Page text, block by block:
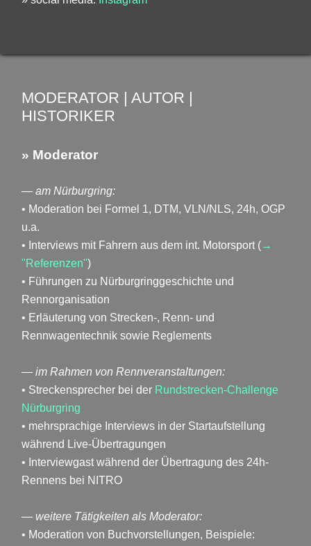
MODERATOR | AUTOR |
HISTORIKER
» Moderator
— am Nürburgring:
• Moderation bei Formel 1, DTM, VLN/NLS, 24h, OGP
u.a.
• Interviews mit Fahrern aus dem int. Motorsport (→
"Referenzen")
• Führungen zu Nürburgringgeschichte und
Rennorganisation
• Erläuterung von Strecken-, Renn- und
Rennwagentechnik sowie Reglements
— im Rahmen von Rennveranstaltungen:
• Streckensprecher bei der Rundstrecken-Challenge
Nürburgring
• mehrsprachige Interviews in der Startaufstellung
während Live-Übertragungen
• Interviewgast während der Übertragung des 24h-
Rennens bei NITRO
— weitere Tätigkeiten als Moderator:
• Moderation von Buchvorstellungen, Beispiele: